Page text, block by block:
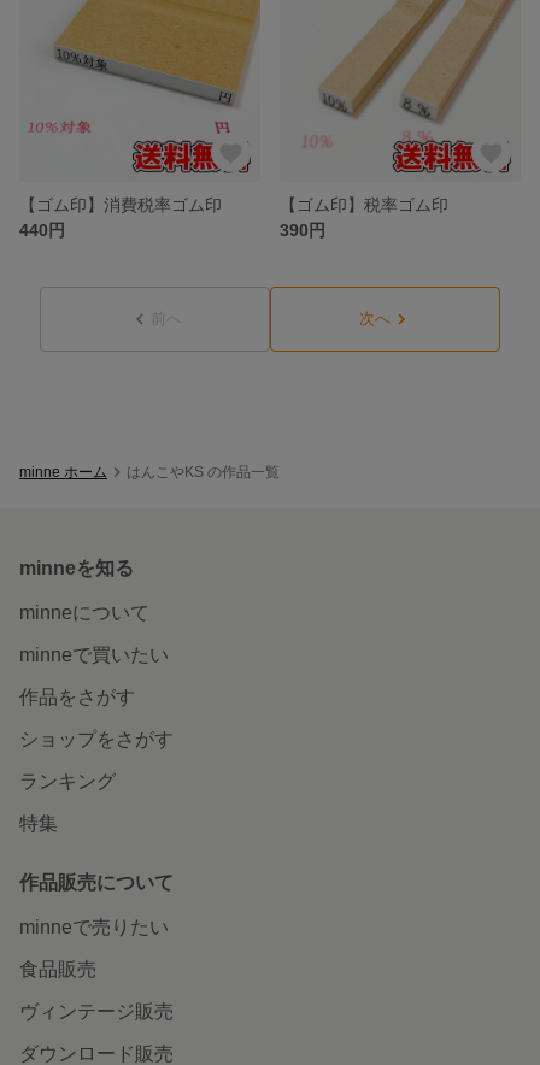
【ゴム印】消費税率ゴム印
440円
【ゴム印】税率ゴム印
390円
前へ 次へ
minne ホーム はんこやKS の作品一覧
minneを知る
minneについて
minneで買いたい
作品をさがす
ショップをさがす
ランキング
特集
作品販売について
minneで売りたい
食品販売
ヴィンテージ販売
ダウンロード販売